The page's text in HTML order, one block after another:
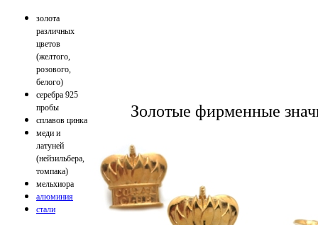
золота
различных
цветов
(желтого,
розового,
белого)
серебра 925
пробы
сплавов цинка
меди и
латуней
(нейзильбера,
томпака)
мельхиора
алюминия
стали
Золотые фирменные